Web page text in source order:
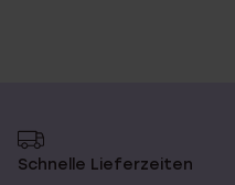
Schnelle Lieferzeiten